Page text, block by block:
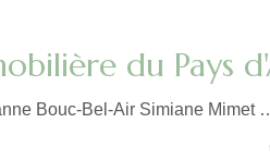
du Pays
Bouc-Bel-Air Simiane Mimet